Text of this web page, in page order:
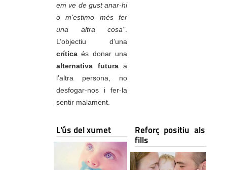
em ve de gust anar-hi
o m'estimo més fer
una altra cosa".
L’objectiu d’una
críticaés donar una
alternativa futuraa
l’altra persona, no
desfogar-nos i fer-la
sentir malament.
L'ús del xumet
Reforç positiu als
fills